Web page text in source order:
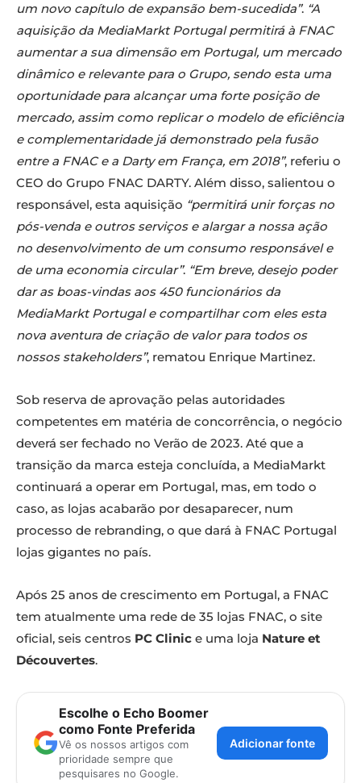
um novo capítulo de expansão bem-sucedida”. “A
aquisição da MediaMarkt Portugal permitirá à FNAC
aumentar a sua dimensão em Portugal, um mercado
dinâmico e relevante para o Grupo, sendo esta uma
oportunidade para alcançar uma forte posição de
mercado, assim como replicar o modelo de eficiência
e complementaridade já demonstrado pela fusão
entre a FNAC e a Darty em França, em 2018”, referiu o
CEO do Grupo FNAC DARTY. Além disso, salientou o
responsável, esta aquisição “permitirá unir forças no
pós-venda e outros serviços e alargar a nossa ação
no desenvolvimento de um consumo responsável e
de uma economia circular”. “Em breve, desejo poder
dar as boas-vindas aos 450 funcionários da
MediaMarkt Portugal e compartilhar com eles esta
nova aventura de criação de valor para todos os
nossos stakeholders”, rematou Enrique Martinez.
Sob reserva de aprovação pelas autoridades
competentes em matéria de concorrência, o negócio
deverá ser fechado no Verão de 2023. Até que a
transição da marca esteja concluída, a MediaMarkt
continuará a operar em Portugal, mas, em todo o
caso, as lojas acabarão por desaparecer, num
processo de rebranding, o que dará à FNAC Portugal
lojas gigantes no país.
Após 25 anos de crescimento em Portugal, a FNAC
tem atualmente uma rede de 35 lojas FNAC, o site
oficial, seis centros PC Clinic e uma loja Nature et
Découvertes.
Escolhe o Echo Boomer
como Fonte Preferida
Vê os nossos artigos com
prioridade sempre que
pesquisares no Google.
Adicionar fonte